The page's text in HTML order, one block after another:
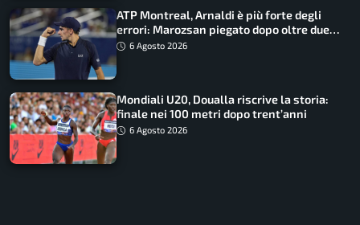
ATP Montreal, Arnaldi è più forte degli
errori: Marozsan piegato dopo oltre due
ore6 Agosto 2026
Mondiali U20, Doualla riscrive la storia:
finale nei 100 metri dopo trent’anni
6 Agosto 2026